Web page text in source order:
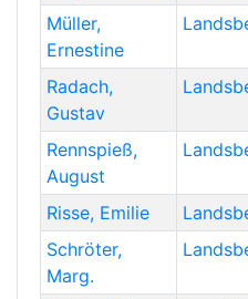
Müller,
Ernestine
Radach,
Gustav
Rennspieß,
August
Risse, Emilie
Schröter,
Marg.